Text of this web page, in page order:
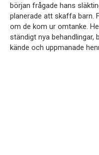
början frågade hans
planerade att skaffa barn.
om de kom ur omtanke.
ständigt nya
kände och uppmanade